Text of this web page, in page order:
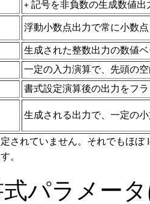
+ 記号を非負数の生成数値出
浮動小数点出力で常に小数
生成された整数出力の数値
一定の入力演算で、先頭の
書式設定演算後の出力をフ
生成される出力で、一定の
されていません。それでもほぼ
。
パラメー